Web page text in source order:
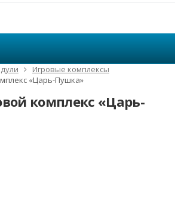
Игровые комплексы
«Царь-Пушка»
комплекс «Царь-